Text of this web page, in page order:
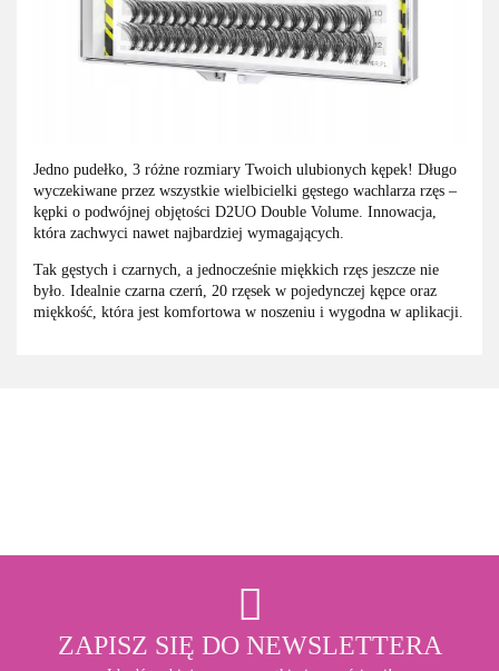
Jedno pudełko, 3 różne rozmiary Twoich ulubionych kępek! Długo
wyczekiwane przez wszystkie wielbicielki gęstego wachlarza rzęs –
kępki o podwójnej objętości D2UO Double Volume. Innowacja,
która zachwyci nawet najbardziej wymagających.
Tak gęstych i czarnych, a jednocześnie miękkich rzęs jeszcze nie
było. Idealnie czarna czerń, 20 rzęsek w pojedynczej kępce oraz
miękkość, która jest komfortowa w noszeniu i wygodna w aplikacji.
ZAPISZ SIĘ DO NEWSLETTERA